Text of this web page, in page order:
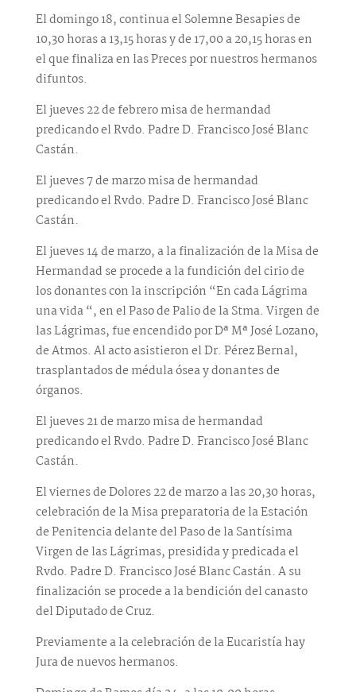
El domingo 18, continua el Solemne Besapies de
10,30 horas a 13,15 horas y de 17,00 a 20,15 horas en
el que finaliza en las Preces por nuestros hermanos
difuntos.
El jueves 22 de febrero misa de hermandad
predicando el Rvdo. Padre D. Francisco José Blanc
Castán.
El jueves 7 de marzo misa de hermandad
predicando el Rvdo. Padre D. Francisco José Blanc
Castán.
El jueves 14 de marzo, a la finalización de la Misa de
Hermandad se procede a la fundición del cirio de
los donantes con la inscripción “En cada Lágrima
una vida “, en el Paso de Palio de la Stma. Virgen de
las Lágrimas, fue encendido por Dª Mª José Lozano,
de Atmos. Al acto asistieron el Dr. Pérez Bernal,
trasplantados de médula ósea y donantes de
órganos.
El jueves 21 de marzo misa de hermandad
predicando el Rvdo. Padre D. Francisco José Blanc
Castán.
El viernes de Dolores 22 de marzo a las 20,30 horas,
celebración de la Misa preparatoria de la Estación
de Penitencia delante del Paso de la Santísima
Virgen de las Lágrimas, presidida y predicada el
Rvdo. Padre D. Francisco José Blanc Castán. A su
finalización se procede a la bendición del canasto
del Diputado de Cruz.
Previamente a la celebración de la Eucaristía hay
Jura de nuevos hermanos.